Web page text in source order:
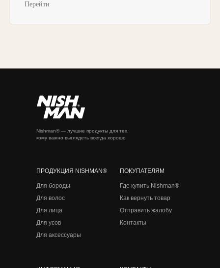
Перейти
ПРОДУКЦИЯ NISHMAN®
Для бороды
Для волос
Для лица
Для усов
Для аксессуары
ПОКУПАТЕЛЯМ
Где купить Nishman®
Как вернуть товар
Отправить жалобу
Nishman® — лучшие продукты для тех,
кому важно выглядеть всегда хорошо
Контакты